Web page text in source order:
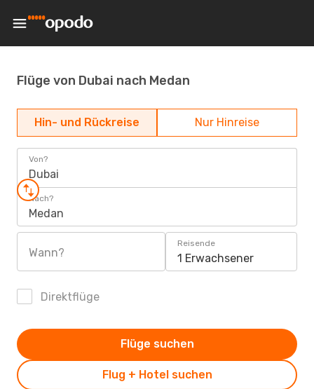
Flüge von Dubai nach Medan
Hin- und Rückreise Nur Hinreise
Von?
Dubai
Nach?
Medan
Wann?
Reisende
1 Erwachsener
Direktflüge
Flug + Hotel suchen
Flüge suchen